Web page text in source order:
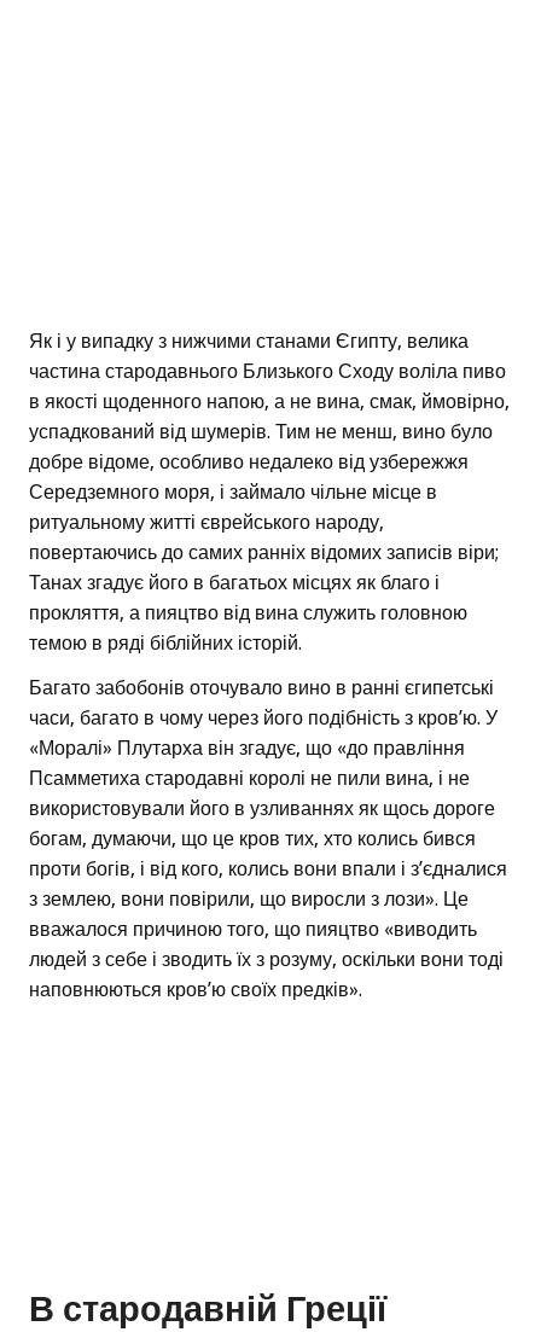
Як і у випадку з нижчими станами Єгипту, велика
частина стародавнього Близького Сходу воліла пиво
в якості щоденного напою, а не вина, смак, ймовірно,
успадкований від шумерів. Тим не менш, вино було
добре відоме, особливо недалеко від узбережжя
Середземного моря, і займало чільне місце в
ритуальному житті єврейського народу,
повертаючись до самих ранніх відомих записів віри;
Танах згадує його в багатьох місцях як благо і
прокляття, а пияцтво від вина служить головною
темою в ряді біблійних історій.
Багато забобонів оточувало вино в ранні єгипетські
часи, багато в чому через його подібність з кров’ю. У
«Моралі» Плутарха він згадує, що «до правління
Псамметиха стародавні королі не пили вина, і не
використовували його в узливаннях як щось дороге
богам, думаючи, що це кров тих, хто колись бився
проти богів, і від кого, колись вони впали і з’єдналися
з землею, вони повірили, що виросли з лози». Це
вважалося причиною того, що пияцтво «виводить
людей з себе і зводить їх з розуму, оскільки вони тоді
наповнюються кров’ю своїх предків».
В стародавній Греції